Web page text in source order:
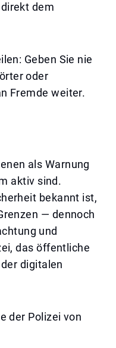
dem
Geben Sie nie
oder
Fremde weiter.
als Warnung
aktiv sind.
bekannt ist,
— dennoch
und
das öffentliche
digitalen
der Polizei von